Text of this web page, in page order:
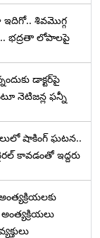
ఇదిగో.. శివమొగ్గ
భద్రతా లోపాలపై
డాక్టర్‌పై
నెటిజన్ల ఫన్నీ
షాకింగ్ ఘటన..
కావడంతో ఇద్దరు